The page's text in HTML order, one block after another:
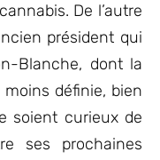
De l’autre
président qui
Blanche, dont la
définie, bien
soient curieux de
ses prochaines